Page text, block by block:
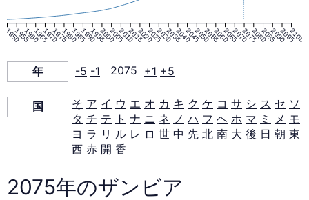
ッ
ド
2075
年
1950195519601965197019751980198519901995200020052010201520202025203020352040204520502055206020652070207520802085209020952100
年 -5 -1 2075 +1 +5
国 そ ア イ ウ エ オ カ キ ク ケ コ サ シ ス セ ソ
タ チ テ ト ナ ニ ネ ノ ハ フ ヘ ホ マ ミ メ モ
ヨ ラ リ ル レ ロ 世 中 先 北 南 大 後 日 朝 東
西 赤 開 香
2075年のザンビア